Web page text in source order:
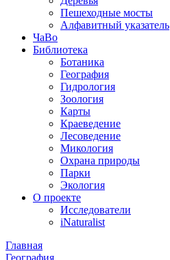
Пешеходные мосты
Алфавитный указатель
ЧаВо
Библиотека
Ботаника
География
Гидрология
Зоология
Карты
Краеведение
Лесоведение
Микология
Охрана природы
Парки
Экология
О проекте
Исследователи
iNaturalist
Главная
География